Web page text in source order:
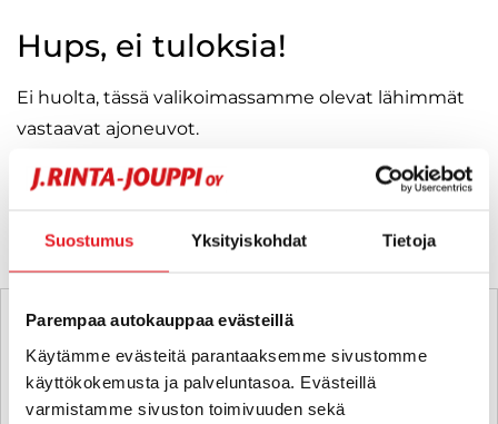
Suostumus Yksityiskohdat Tietoja
Parempaa autokauppaa evästeillä
Käytämme evästeitä parantaaksemme sivustomme
käyttökokemusta ja palveluntasoa. Evästeillä
varmistamme sivuston toimivuuden sekä
Hups, ei tuloksia!
Ei huolta, tässä valikoimassamme olevat lähimmät
vastaavat ajoneuvot.
KATSO VASTAAVANLAISET AUTOT